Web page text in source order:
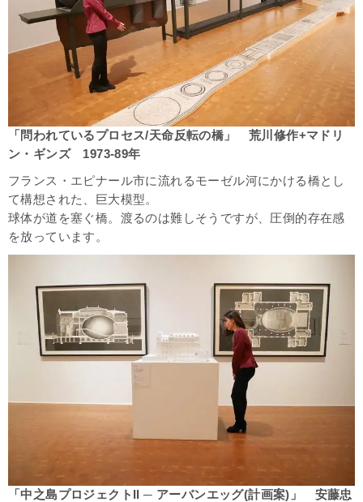
「問われているプロセス/天命反転の橋」 荒川修作+マドリ
ン・ギンズ 1973-89年
フランス・ エピナール市に流れるモーゼル河にかける橋とし
て構想された、巨大模型。
球体が道を塞ぐ橋。渡るのは難しそうですが、圧倒的存在感
を放っています。
「中之島プロジェクトII ─ アーバンエッグ(計画案)」 安藤忠